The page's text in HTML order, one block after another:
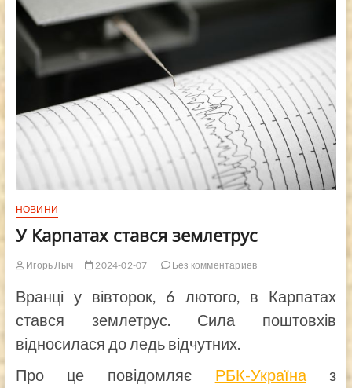
НОВИНИ
У Карпатах стався землетрус
Игорь Лыч 2024-02-07 Без комментариев
Вранці у вівторок, 6 лютого, в Карпатах
стався землетрус. Сила поштовхів
відносилася до ледь відчутних.
Про це повідомляє РБК-Україназ